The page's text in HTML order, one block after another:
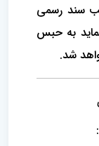
سند رسمی
به حبس
شد.